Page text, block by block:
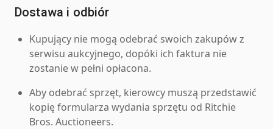
Dostawa i odbiór
Kupujący nie mogą odebrać swoich zakupów z
serwisu aukcyjnego, dopóki ich faktura nie
zostanie w pełni opłacona.
Aby odebrać sprzęt, kierowcy muszą przedstawić
kopię formularza wydania sprzętu od Ritchie
Bros. Auctioneers.